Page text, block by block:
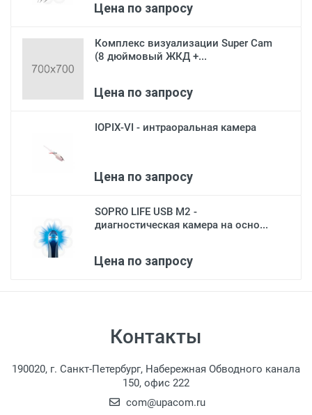
Цена по запросу
Комплекс визуализации Super Cam
(8 дюймовый ЖКД +...
Цена по запросу
IOPIX-VI - интраоральная камера
Цена по запросу
SOPRO LIFE USB M2 -
диагностическая камера на осно...
Цена по запросу
Контакты
190020, г. Санкт-Петербург, Набережная Обводного канала
150, офис 222
com@upacom.ru